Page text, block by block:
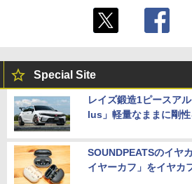
Special Site
レイズ鍛造1ピースア
lus」軽量なままに剛
SOUNDPEATSのイヤ
イヤーカフ」をイヤカ